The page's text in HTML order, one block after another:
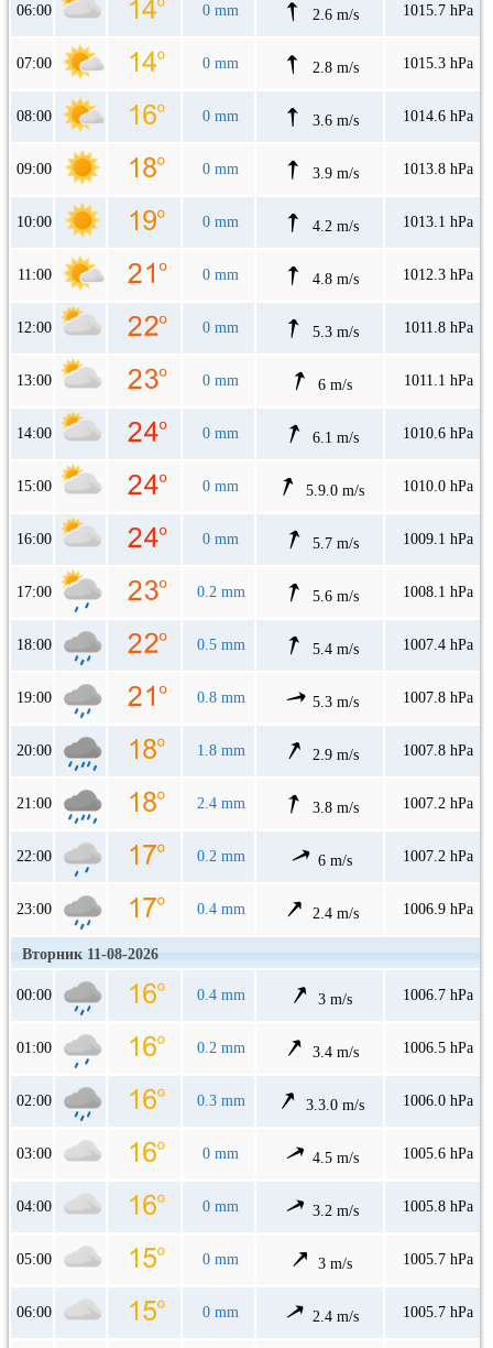
06:00 0 mm 2.6 m/s 1015.7 hPa
07:00 0 mm 2.8 m/s 1015.3 hPa
08:00 0 mm 3.6 m/s 1014.6 hPa
09:00 0 mm 3.9 m/s 1013.8 hPa
10:00 0 mm 4.2 m/s 1013.1 hPa
11:00 0 mm 4.8 m/s 1012.3 hPa
12:00 0 mm 5.3 m/s 1011.8 hPa
13:00 0 mm 6 m/s 1011.1 hPa
14:00 0 mm 6.1 m/s 1010.6 hPa
15:00 0 mm 5.9.0 m/s 1010.0 hPa
16:00 0 mm 5.7 m/s 1009.1 hPa
17:00 0.2 mm 5.6 m/s 1008.1 hPa
18:00 0.5 mm 5.4 m/s 1007.4 hPa
19:00 0.8 mm 5.3 m/s 1007.8 hPa
20:00 1.8 mm 2.9 m/s 1007.8 hPa
21:00 2.4 mm 3.8 m/s 1007.2 hPa
22:00 0.2 mm 6 m/s 1007.2 hPa
23:00 0.4 mm 2.4 m/s 1006.9 hPa
Вторник 11-08-2026
00:00 0.4 mm 3 m/s 1006.7 hPa
01:00 0.2 mm 3.4 m/s 1006.5 hPa
02:00 0.3 mm 3.3.0 m/s 1006.0 hPa
03:00 0 mm 4.5 m/s 1005.6 hPa
04:00 0 mm 3.2 m/s 1005.8 hPa
05:00 0 mm 3 m/s 1005.7 hPa
06:00 0 mm 2.4 m/s 1005.7 hPa